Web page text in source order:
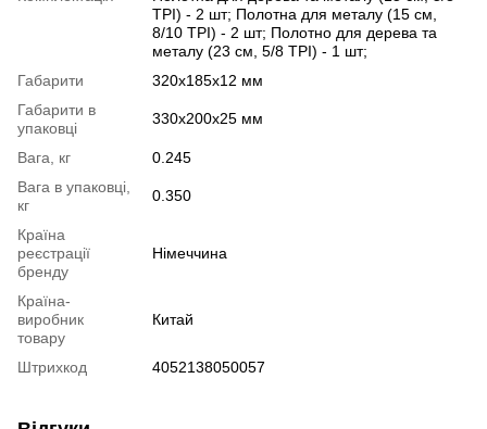
TPI) - 2 шт; Полотна для металу (15 см,
8/10 TPI) - 2 шт; Полотно для дерева та
металу (23 см, 5/8 TPI) - 1 шт;
Габарити
320х185х12 мм
Габарити в
упаковці
330х200х25 мм
Вага, кг
0.245
Вага в упаковці,
кг
0.350
Країна
реєстрації
бренду
Німеччина
Країна-
виробник
товару
Китай
Штрихкод 4052138050057